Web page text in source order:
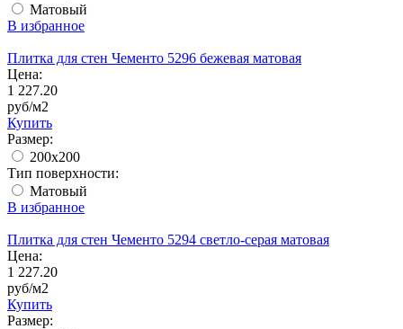
Матовый
В избранное
Плитка для стен Чементо 5296 бежевая матовая
Цена:
1 227.20
руб/м2
Купить
Размер:
200x200
Тип поверхности:
Матовый
В избранное
Плитка для стен Чементо 5294 светло-серая матовая
Цена:
1 227.20
руб/м2
Купить
Размер: